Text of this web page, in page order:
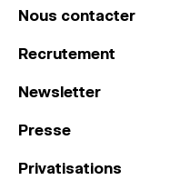
Nous contacter
Recrutement
Newsletter
Presse
Privatisations